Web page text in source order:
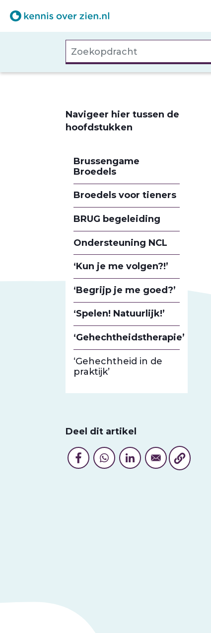
Overslaan
Zoekopdracht
Navigeer hier tussen de
hoofdstukken
Brussengame
Broedels
Broedels voor tieners
BRUG begeleiding
Ondersteuning NCL
‘Kun je me volgen?!’
‘Begrijp je me goed?’
‘Spelen! Natuurlijk!’
‘Gehechtheidstherapie’
‘Gehechtheid in de
praktijk’
Deel dit artikel